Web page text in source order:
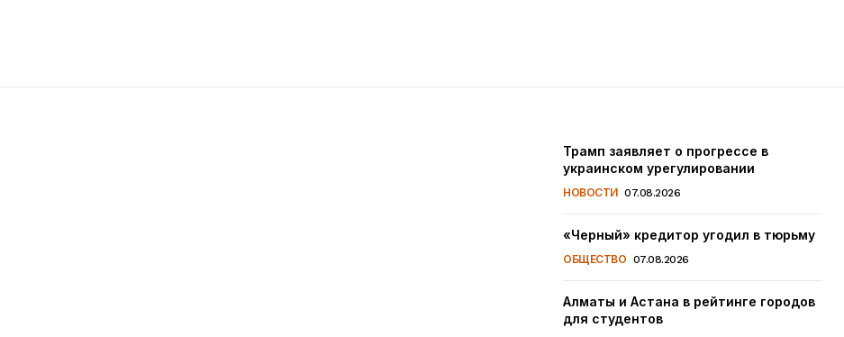
Трамп заявляет о прогрессе в
украинском урегулировании
НОВОСТИ 07.08.2026
«Черный» кредитор угодил в тюрьму
ОБЩЕСТВО 07.08.2026
Алматы и Астана в рейтинге городов
для студентов